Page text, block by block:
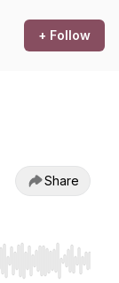
+ Follow
Share
End to jump to